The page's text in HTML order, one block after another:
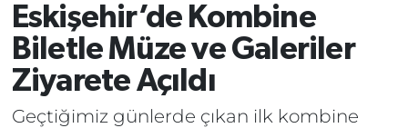
Eskişehir’de Kombine
Biletle Müze ve Galeriler
Ziyarete Açıldı
Geçtiğimiz günlerde çıkan ilk kombine